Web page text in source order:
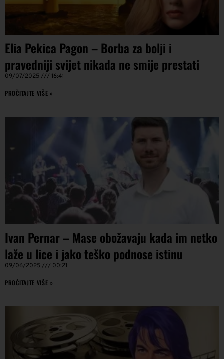
Elia Pekica Pagon – Borba za bolji i
pravedniji svijet nikada ne smije prestati
09/07/2025 16:41
PROČITAJTE VIŠE »
Ivan Pernar – Mase obožavaju kada im netko
laže u lice i jako teško podnose istinu
09/06/2025 00:21
PROČITAJTE VIŠE »